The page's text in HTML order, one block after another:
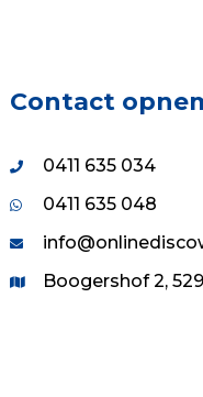
Contact
0411 635 034
0411 635 048
Boogershof 2,